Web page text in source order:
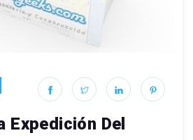
Expedición Del